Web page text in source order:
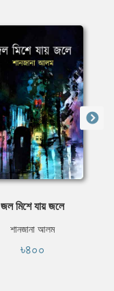
জল মিশে যায় জলে
শানজানা আলম
৳৪০০